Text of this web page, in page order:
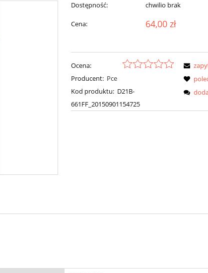
Dostępność: chwilio brak
Cena: 64,00 zł
Ocena:
Producent: Pce
Kod produktu: D21B-
661FF_20150901154725